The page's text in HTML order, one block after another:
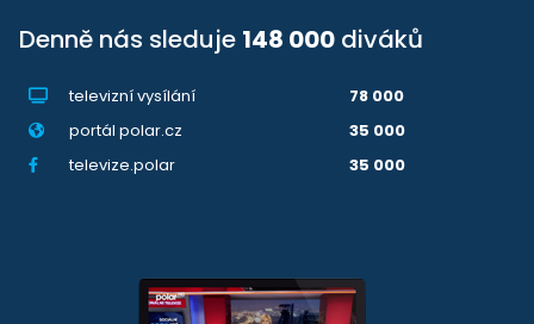
Denně nás sleduje 148 000 diváků
televizní vysílání
78 000
portál polar.cz
35 000
televize.polar
35 000